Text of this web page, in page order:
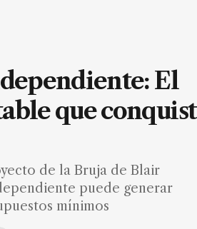
El
que
de la Bruja de Blair
puede generar
mínimos